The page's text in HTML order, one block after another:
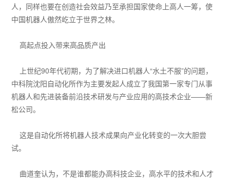
人，同样也要在创造社会效益乃至承担国家使命上高人一筹，使
中国机器人傲然屹立于世界之林。
高起点投入带来高品质产出
上世纪90年代初期，为了解决进口机器人“水土不服”的问题，
中科院沈阳自动化所作为主要发起人成立了我国第一家专门从事
机器人和先进装备前沿技术研发与产业应用的高技术企业——新
松公司。
这是自动化所将机器人技术成果向产业化转变的一次大胆尝
试。
曲道奎认为，不是谁都能办高科技企业，高水平的技术和人才